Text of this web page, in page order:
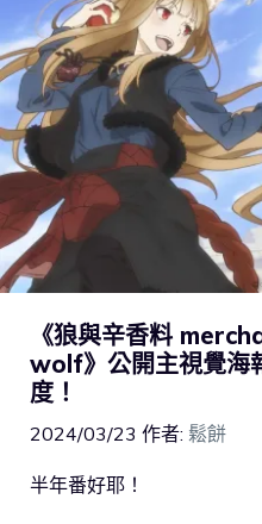
《狼與辛香料
wolf》公開主視覺
度！
2024/03/23 作者: 鬆餅
半年番好耶！